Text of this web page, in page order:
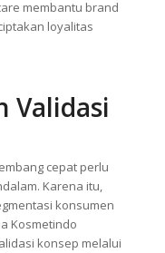
membantu brand
loyalitas
Validasi
cepat perlu
Karena itu,
konsumen
Kosmetindo
konsep melalui